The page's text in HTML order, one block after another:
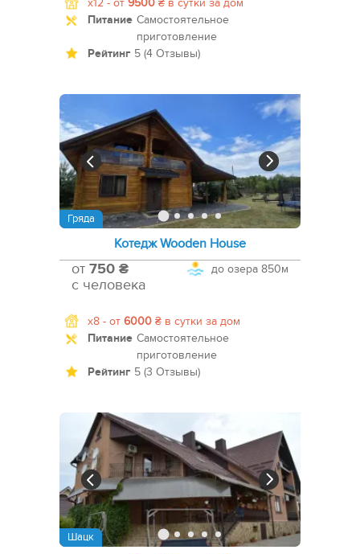
x12 - от 9500 ₴ в сутки за дом
Питание Самостоятельное
приготовление
Рейтинг 5 (4 Отзывы)
Гряда
Котедж Wooden House
до озера 850м
от 750 ₴
с человека
x8 - от 6000 ₴ в сутки за дом
Питание Самостоятельное
приготовление
Рейтинг 5 (3 Отзывы)
Шацк